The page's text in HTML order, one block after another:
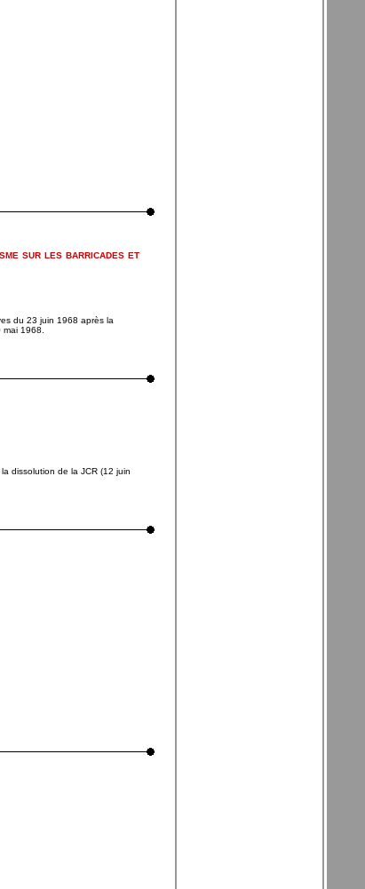
sur les barricades et
du 23 juin 1968 après la
1968.
dissolution de la JCR (12 juin